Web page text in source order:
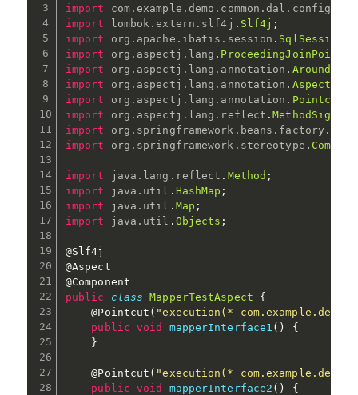
import
com.example . demo . common .dal . config
import
lombok .extern . slf4j . Slf4j ;
import
org . apache . ibatis . session . SqlSession
import
org . aspectj . lang . ProceedingJoinPoint
import
org . aspectj . lang . annotation . Around
import
org . aspectj . lang . annotation . Aspect
import
org . aspectj . lang . annotation . Pointcut
import
org . aspectj . lang . reflect .
import
org . springframework . beans . factory .
import
org . springframework . stereotype .
import java . lang . reflect . Method ;
import
java . util . HashMap ;
import
java . util . Map ;
import
java . util . Objects ;
@Slf4j
@Aspect
@Component
public
class MapperTestAspect
{
@Pointcut ( "execution(*
public
void mapperInterface1 ( )
{
}
@Pointcut ( "execution(*
public
void mapperInterface2 ( )
{